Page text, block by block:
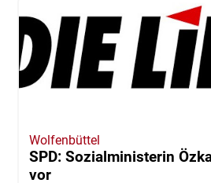
Wolfenbüttel
SPD: Sozialministerin
vor